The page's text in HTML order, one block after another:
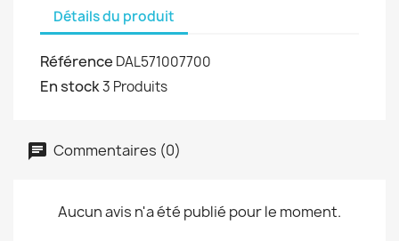
Détails du produit
Référence DAL571007700
En stock3 Produits
Commentaires (0)
Aucun avis n'a été publié pour le moment.